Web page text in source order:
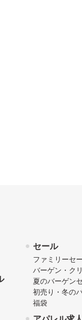
セール
ファミリーセ
バーゲン・ク
夏のバーゲン
初売り・冬の
福袋